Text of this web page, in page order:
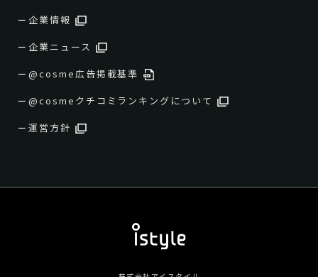
企業情報
企業ニュース
@cosme広告掲載基準
@cosmeクチコミランキングについて
運営方針